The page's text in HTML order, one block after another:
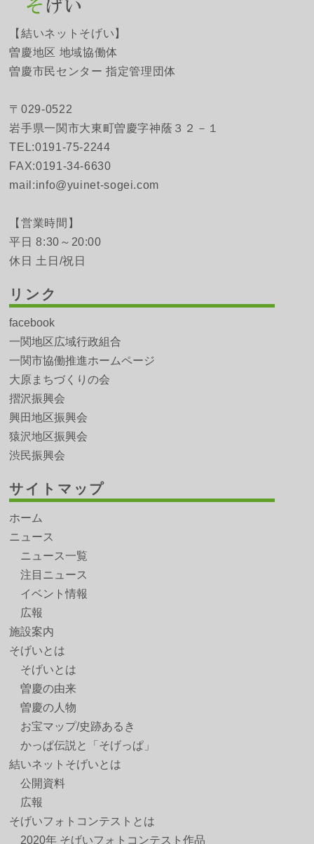
【結いネットそげい】
曽慶地区 地域協働体
曽慶市民センター 指定管理団体
〒029-0522
岩手県一関市大東町曽慶字神蔭３２－１
TEL:0191-75-2244
FAX:0191-34-6630
mail:info@yuinet-sogei.com
【営業時間】
平日 8:30～20:00
休日 土日/祝日
リンク
facebook
一関地区広域行政組合
一関市協働推進ホームページ
大原まちづくりの会
摺沢振興会
興田地区振興会
猿沢地区振興会
渋民振興会
サイトマップ
ホーム
ニュース
ニュース一覧
注目ニュース
イベント情報
広報
施設案内
そげいとは
そげいとは
曽慶の由来
曽慶の人物
お宝マップ/史跡あるき
かっぱ伝説と「そげっぱ」
結いネットそげいとは
公開資料
広報
そげいフォトコンテストとは
2020年 そげいフォトコンテスト作品